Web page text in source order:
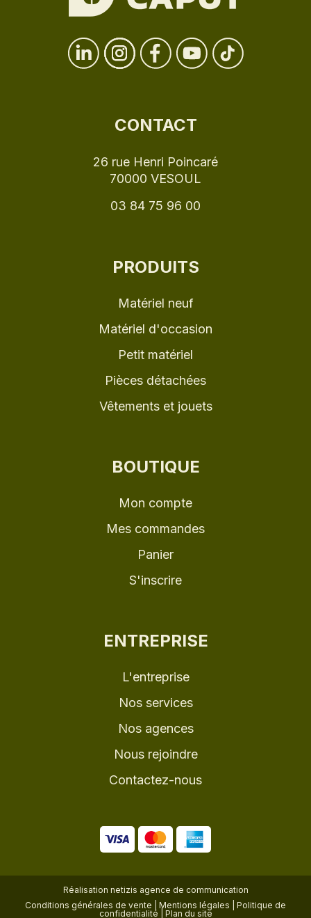
CONTACT
26 rue Henri Poincaré
70000 VESOUL
03 84 75 96 00
PRODUITS
Matériel neuf
Matériel d'occasion
Petit matériel
Pièces détachées
Vêtements et jouets
BOUTIQUE
Mon compte
Mes commandes
Panier
S'inscrire
ENTREPRISE
L'entreprise
Nos services
Nos agences
Nous rejoindre
Contactez-nous
Réalisation netizis agence de communication
Conditions générales de vente
Mentions légales
Politique de
confidentialité
Plan du site